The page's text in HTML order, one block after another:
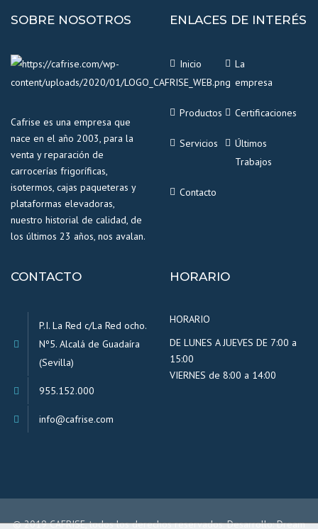
SOBRE NOSOTROS
Cafrise es una empresa que
nace en el año 2003, para la
venta y reparación de
carrocerías frigoríficas,
isotermos, cajas paqueteras y
plataformas elevadoras,
nuestro historial de calidad, de
los últimos 23 años, nos avalan.
ENLACES DE INTERÉS
Inicio
La
empresa
Productos Certificaciones
Servicios
Últimos
Trabajos
Contacto
CONTACTO
P.I. La Red c/La Red ocho.
Nº5. Alcalá de Guadaíra
(Sevilla)
955.152.000
info@cafrise.com
HORARIO
HORARIO
DE LUNES A JUEVES DE 7:00 a
15:00
VIERNES de 8:00 a 14:00
© 2019 CAFRISE, todos los derechos reservados. Desarrollo:Dream